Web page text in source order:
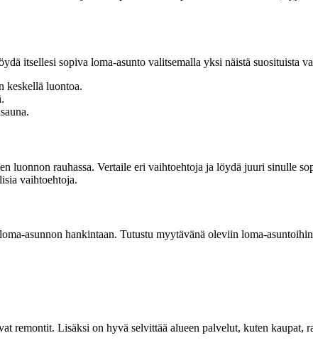
itsellesi sopiva loma-asunto valitsemalla yksi näistä suosituista
keskellä luontoa.
luonnon rauhassa. Vertaile eri vaihtoehtoja ja löydä juuri sinulle
vaihtoehtoja.
asunnon hankintaan. Tutustu myytävänä oleviin loma-
remontit. Lisäksi on hyvä selvittää alueen palvelut, kuten kaupat,